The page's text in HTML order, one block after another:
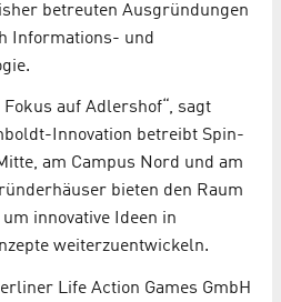
betreuten Ausgründungen
Informations- und
auf Adlershof“, sagt
Innovation betreibt Spin-
am Campus Nord und am
bieten den Raum
innovative Ideen in
weiterzuentwickeln.
Life Action Games GmbH